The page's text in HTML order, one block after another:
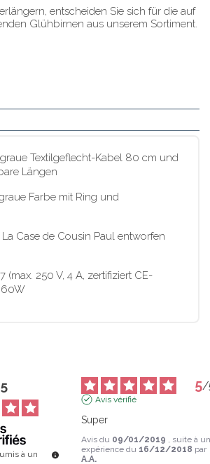
entscheiden Sie sich für die auf
Glühbirnen aus unserem Sortiment.
Textilgeflecht-Kabel 80 cm und
Längen
Farbe mit Ring und
Case de Cousin Paul entworfen
(max. 250 V, 4 A, zertifiziert CE-
60W
5
à un
5/
Avis vérifié
Super
Avis du 09/01/2019 , suite à
expérience du 16/12/2018 par
A.A.